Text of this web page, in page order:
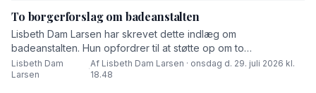
To borgerforslag om badeanstalten
Lisbeth Dam Larsen har skrevet dette indlæg om
badeanstalten. Hun opfordrer til at støtte op om to
borgerforslag.
Lisbeth Dam
Larsen
·
Af Lisbeth Dam Larsen · onsdag d. 29. juli 2026 kl.
18.48